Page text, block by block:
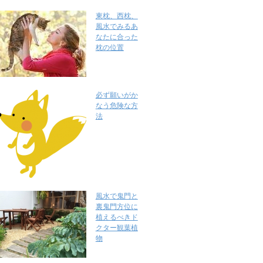
東枕、西枕、
風水でみるあ
なたに合った
枕の位置
必ず願いがか
なう危険な方
法
風水で鬼門と
裏鬼門方位に
植えるべきド
クター観葉植
物